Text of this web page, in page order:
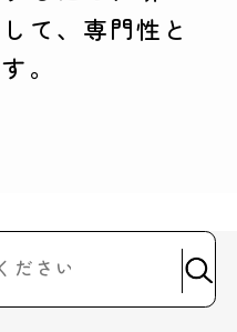
て、専門性と
。